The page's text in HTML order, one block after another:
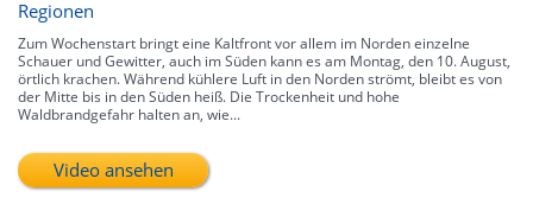
Regionen
Zum Wochenstart bringt eine Kaltfront vor allem im Norden einzelne
Schauer und Gewitter, auch im Süden kann es am Montag, den 10. August,
örtlich krachen. Während kühlere Luft in den Norden strömt, bleibt es von
der Mitte bis in den Süden heiß. Die Trockenheit und hohe
Waldbrandgefahr halten an, wie...
Video ansehen